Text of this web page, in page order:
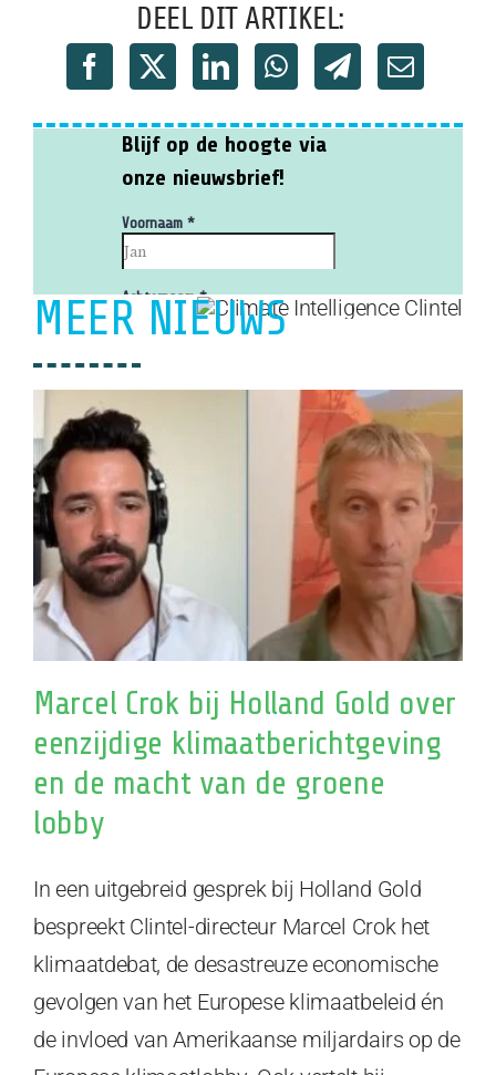
DEEL DIT ARTIKEL:
MEER NIEUWS
Marcel Crok bij Holland Gold over
eenzijdige klimaatberichtgeving
en de macht van de groene
lobby
In een uitgebreid gesprek bij Holland Gold
bespreekt Clintel-directeur Marcel Crok het
klimaatdebat, de desastreuze economische
gevolgen van het Europese klimaatbeleid én
de invloed van Amerikaanse miljardairs op de